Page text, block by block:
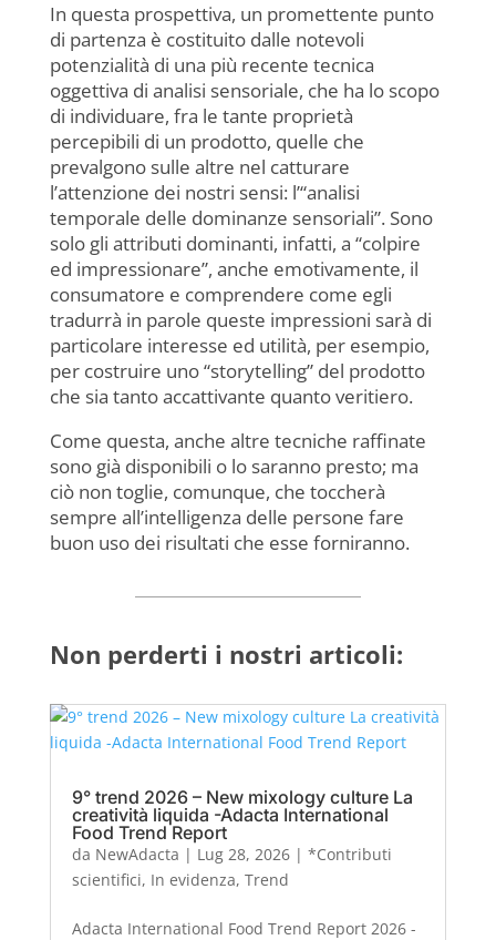
In questa prospettiva, un promettente punto
di partenza è costituito dalle notevoli
potenzialità di una più recente tecnica
oggettiva di analisi sensoriale, che ha lo scopo
di individuare, fra le tante proprietà
percepibili di un prodotto, quelle che
prevalgono sulle altre nel catturare
l’attenzione dei nostri sensi: l’“analisi
temporale delle dominanze sensoriali”. Sono
solo gli attributi dominanti, infatti, a “colpire
ed impressionare”, anche emotivamente, il
consumatore e comprendere come egli
tradurrà in parole queste impressioni sarà di
particolare interesse ed utilità, per esempio,
per costruire uno “storytelling” del prodotto
che sia tanto accattivante quanto veritiero.
Come questa, anche altre tecniche raffinate
sono già disponibili o lo saranno presto; ma
ciò non toglie, comunque, che toccherà
sempre all’intelligenza delle persone fare
buon uso dei risultati che esse forniranno.
Non perderti i nostri articoli:
9° trend 2026 – New mixology culture La
creatività liquida -Adacta International
Food Trend Report
da NewAdacta | Lug 28, 2026| *Contributi
scientifici, In evidenza, Trend
Adacta International Food Trend Report 2026 -